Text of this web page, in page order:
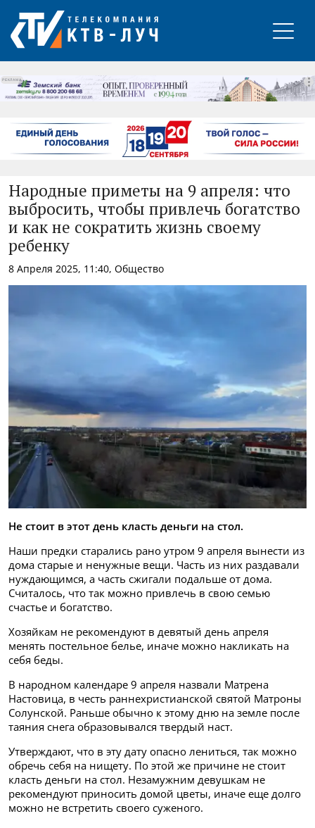
РЕКЛАМА
Народные приметы на 9 апреля: что
выбросить, чтобы привлечь богатство
и как не сократить жизнь своему
ребенку
8 Апреля 2025, 11:40, Общество
Не стоит в этот день класть деньги на стол.
Наши предки старались рано утром 9 апреля вынести из
дома старые и ненужные вещи. Часть из них раздавали
нуждающимся, а часть сжигали подальше от дома.
Считалось, что так можно привлечь в свою семью
счастье и богатство.
Хозяйкам не рекомендуют в девятый день апреля
менять постельное белье, иначе можно накликать на
себя беды.
В народном календаре 9 апреля назвали Матрена
Настовица, в честь раннехристианской святой Матроны
Солунской. Раньше обычно к этому дню на земле после
таяния снега образовывался твердый наст.
Утверждают, что в эту дату опасно лениться, так можно
обречь себя на нищету. По этой же причине не стоит
класть деньги на стол. Незамужним девушкам не
рекомендуют приносить домой цветы, иначе еще долго
можно не встретить своего суженого.